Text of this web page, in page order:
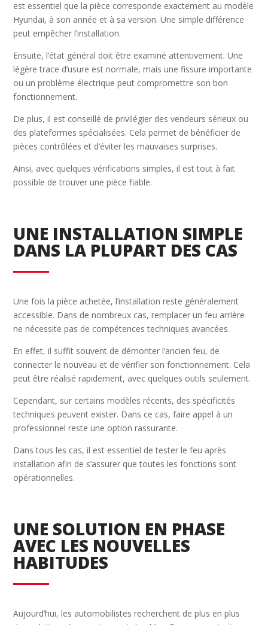
est essentiel que la pièce corresponde exactement au modèle
Hyundai, à son année et à sa version. Une simple différence
peut empêcher l’installation.
Ensuite, l’état général doit être examiné attentivement. Une
légère trace d’usure est normale, mais une fissure importante
ou un problème électrique peut compromettre son bon
fonctionnement.
De plus, il est conseillé de privilégier des vendeurs sérieux ou
des plateformes spécialisées. Cela permet de bénéficier de
pièces contrôlées et d’éviter les mauvaises surprises.
Ainsi, avec quelques vérifications simples, il est tout à fait
possible de trouver une pièce fiable.
UNE INSTALLATION SIMPLE
DANS LA PLUPART DES CAS
Une fois la pièce achetée, l’installation reste généralement
accessible. Dans de nombreux cas, remplacer un feu arrière
ne nécessite pas de compétences techniques avancées.
En effet, il suffit souvent de démonter l’ancien feu, de
connecter le nouveau et de vérifier son fonctionnement. Cela
peut être réalisé rapidement, avec quelques outils seulement.
Cependant, sur certains modèles récents, des spécificités
techniques peuvent exister. Dans ce cas, faire appel à un
professionnel reste une option rassurante.
Dans tous les cas, il est essentiel de tester le feu après
installation afin de s’assurer que toutes les fonctions sont
opérationnelles.
UNE SOLUTION EN PHASE
AVEC LES NOUVELLES
HABITUDES
Aujourd’hui, les automobilistes recherchent de plus en plus